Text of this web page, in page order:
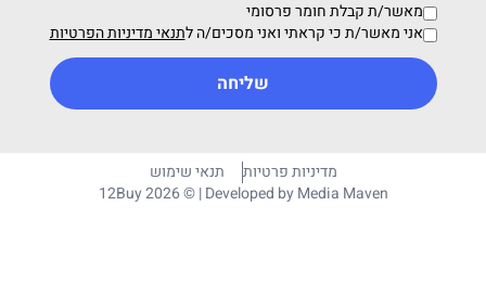
מאשר/ת קבלת חומר פרסומי
אני מאשר/ת כי קראתי ואני מסכים/ה לתנאי מדיניות הפרטיות
שליחה
מדיניות פרטיות
תנאי שימוש
12Buy 2026 © | Developed byMedia Maven